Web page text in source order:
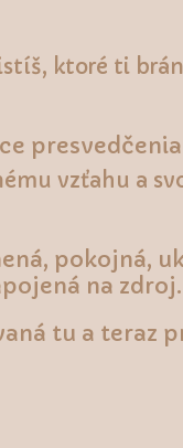
ktoré ti
presvedčenia
vzťahu a
pokojná,
na zdroj.
tu a teraz